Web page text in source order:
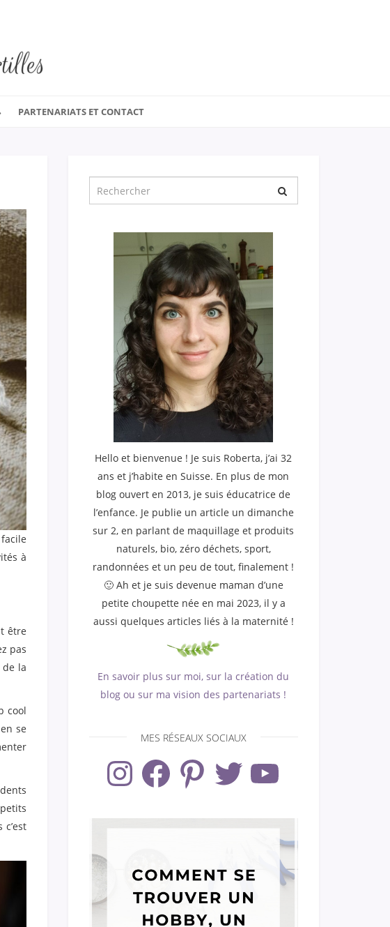
PARTENARIATS ET CONTACT
à
être
pas
la
cool
se
pour
:
Hello et bienvenue ! Je suis Roberta, j’ai 32
ans et j’habite en Suisse. En plus de mon
blog ouvert en 2013, je suis éducatrice de
l’enfance. Je publie un article un dimanche
sur 2, en parlant de maquillage et produits
naturels, bio, zéro déchets, sport,
randonnées et un peu de tout, finalement !
🙂 Ah et je suis devenue maman d’une
petite choupette née en mai 2023, il y a
aussi quelques articles liés à la maternité !
En savoir plus sur moi, sur la création du
blog ou sur ma vision des partenariats !
MES RÉSEAUX SOCIAUX
InstagramFacebook PinterestTwitter YouTube